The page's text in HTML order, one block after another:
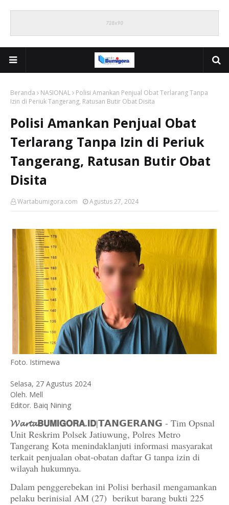
Beranda NASIONAL
Polisi Amankan Penjual Obat Terlarang Tanpa
Izin di Periuk Tangerang, Ratusan Butir Obat Disita
Polisi Amankan Penjual Obat
Terlarang Tanpa Izin di Periuk
Tangerang, Ratusan Butir Obat
Disita
Wartabumigora.com Agustus 27, 2024
Foto. Istimewa
Selasa, 27 Agustus 2024
Oleh. Mell
Editor. Baiq Nining
𝓦𝓪𝓻𝓽𝓪𝗕𝗨𝗠𝗜𝗚𝗢𝗥𝗔.𝗜𝗗|𝗧𝗔𝗡𝗚𝗘𝗥𝗔𝗡𝗚 - Tim Opsnal
Unit Reskrim Polsek Jatiuwung, Polres Metro
Tangerang Kota menindaklanjuti informasi masyarakat
terkait penjualan obat-obatan daftar G tanpa izin di
wilayah hukumnya.
Dalam penggerebekan ini Polisi berhasil mengamankan
pelaku berinisial AM (27) berikut barang bukti 225